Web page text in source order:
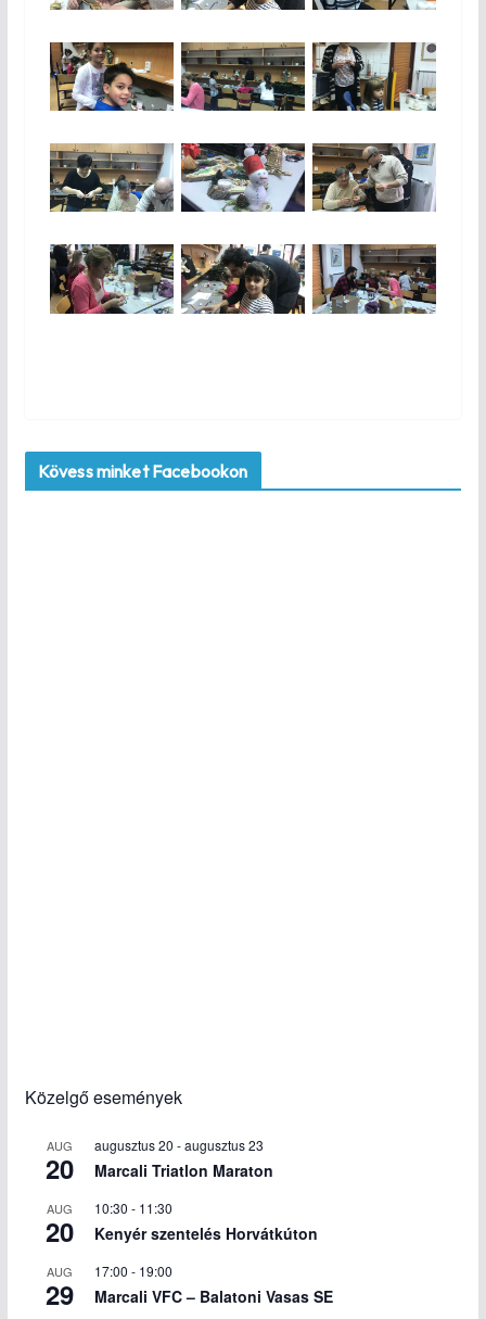
Kövess minket Facebookon
Közelgő események
AUG
20
augusztus 20 -augusztus 23
Marcali Triatlon Maraton
AUG
20
10:30 - 11:30
Kenyér szentelés Horvátkúton
AUG
29
17:00 - 19:00
Marcali VFC – Balatoni Vasas SE